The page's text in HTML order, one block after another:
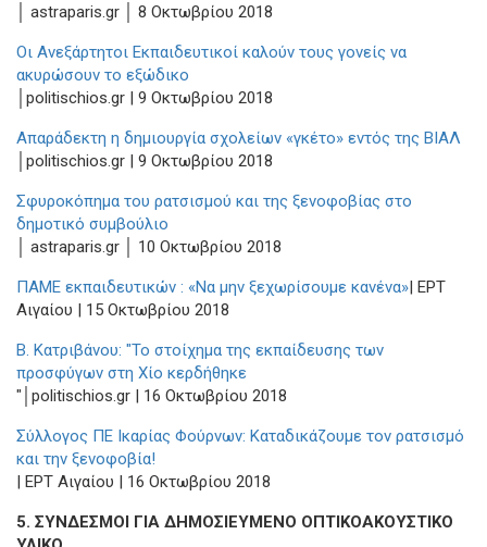
│ astraparis.gr │ 8 Οκτωβρίου 2018
Οι Ανεξάρτητοι Εκπαιδευτικοί καλούν τους γονείς να
ακυρώσουν το εξώδικο
│politischios.gr | 9 Οκτωβρίου 2018
Απαράδεκτη η δημιουργία σχολείων «γκέτο» εντός της ΒΙΑΛ
│politischios.gr | 9 Οκτωβρίου 2018
Σφυροκόπημα του ρατσισμού και της ξενοφοβίας στο
δημοτικό συμβούλιο
│ astraparis.gr │ 10 Οκτωβρίου 2018
ΠΑΜΕ εκπαιδευτικών : «Να μην ξεχωρίσουμε κανένα»| ΕΡΤ
Αιγαίου | 15 Οκτωβρίου 2018
Β. Κατριβάνου: "Το στοίχημα της εκπαίδευσης των
προσφύγων στη Χίο κερδήθηκε
"│politischios.gr | 16 Οκτωβρίου 2018
Σύλλογος ΠΕ Ικαρίας Φούρνων: Καταδικάζουμε τον ρατσισμό
και την ξενοφοβία!
| ΕΡΤ Αιγαίου | 16 Οκτωβρίου 2018
5. ΣΥΝΔΕΣΜΟΙ ΓΙΑ ΔΗΜΟΣΙΕΥΜΕΝΟ ΟΠΤΙΚΟΑΚΟΥΣΤΙΚΟ